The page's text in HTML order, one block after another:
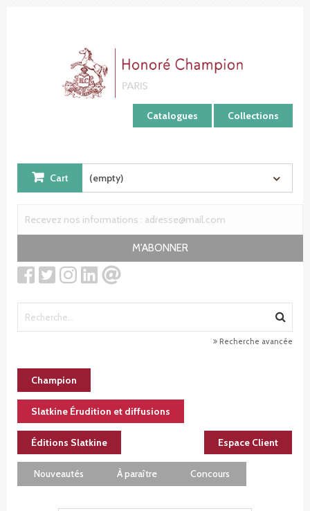
Catalogues Collections
Cart (empty)
M'ABONNER
Recherche avancée
Champion
Slatkine Érudition et diffusions
Éditions Slatkine Espace Client
Nouveautés À paraître Concours